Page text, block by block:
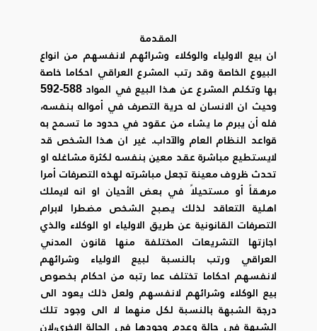
المقدمة
ان بيع الاولياء والوكلاء وشرائهم لانفسهم من انواع
البيوع الخاصة وقد رتب المشرع العراقي احكاما خاصة
بها وتكلم المشرع عن هذا البيع في المواد 588-592
وحيث ان الانسان له حرية التصرف في أمواله بنفسه،
فله أن يبرم ما يشاء من عقود في حدود ما تسمح به
قواعد النظام العام والآداب. غير ان هذا الشخص قد
لايستطيع مباشرة عقد معين بنفسه لكثرة مشاغله او
تحدث ظروف معينة تجعل مباشرته لهذه التصرفات أمرا
مرهقاً أو مستحيلاً في بعض الأحيان او انه لايملك
اهلية التعاقد لذلك يصبح الشخص مضطرا لابرام
التصرفات القانونية عن طريق الاولياء او الوكلاء والذي
اجازتها التشريعات المختلفة منها قانون المدني
العراقي ورتب بالنسبة لبيع الاولياء وشرائهم
لانفسهم احكاما تختلف عما رتبه من احكام بخصوص
بيع الوكلاء وشرائهم لانفسهم ولعل ذلك يعود الى
درجة الشبهة بالنسبة لكل منهما لا الى وجود تلك
الشبهة في حالة وعدم وجودها في الحالة الاخرى،لان